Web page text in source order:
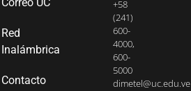
Red
Inalámbrica
Contacto
+58
(241)
600-
4000,
600-
5000
dimetel@uc.edu.ve